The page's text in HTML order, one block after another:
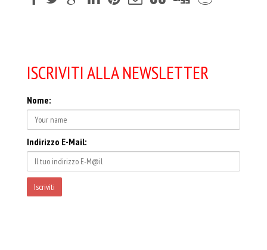
ISCRIVITI ALLA NEWSLETTER
Nome:
Indirizzo E-Mail: